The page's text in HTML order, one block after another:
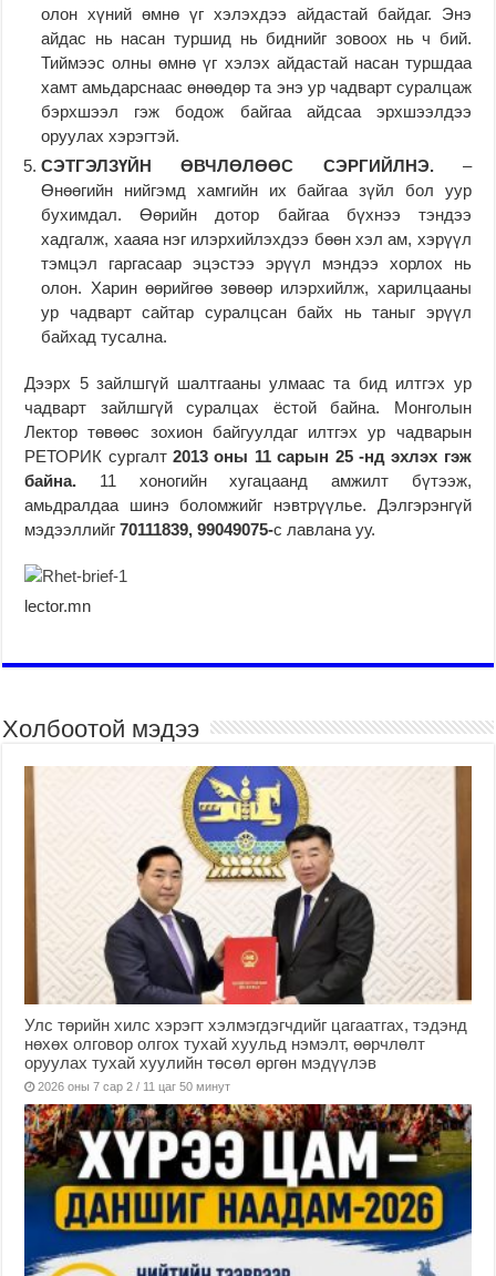
олон хүний өмнө үг хэлэхдээ айдастай байдаг. Энэ
айдас нь насан туршид нь биднийг зовоох нь ч бий.
Тиймээс олны өмнө үг хэлэх айдастай насан туршдаа
хамт амьдарснаас өнөөдөр та энэ ур чадварт суралцаж
бэрхшээл гэж бодож байгаа айдсаа эрхшээлдээ
оруулах хэрэгтэй.
СЭТГЭЛЗҮЙН ӨВЧЛӨЛӨӨС СЭРГИЙЛНЭ.–
Өнөөгийн нийгэмд хамгийн их байгаа зүйл бол уур
бухимдал. Өөрийн дотор байгаа бүхнээ тэндээ
хадгалж, хааяа нэг илэрхийлэхдээ бөөн хэл ам, хэрүүл
тэмцэл гаргасаар эцэстээ эрүүл мэндээ хорлох нь
олон. Харин өөрийгөө зөвөөр илэрхийлж, харилцааны
ур чадварт сайтар суралцсан байх нь таныг эрүүл
байхад тусална.
Дээрх 5 зайлшгүй шалтгааны улмаас та бид илтгэх ур
чадварт зайлшгүй суралцах ёстой байна. Монголын
Лектор төвөөс зохион байгуулдаг илтгэх ур чадварын
РЕТОРИК сургалт2013 оны 11 сарын 25 -нд эхлэх гэж
байна. 11 хоногийн хугацаанд амжилт бүтээж,
амьдралдаа шинэ боломжийг нэвтрүүлье. Дэлгэрэнгүй
мэдээллийг70111839, 99049075-с лавлана уу.
lector.mn
Холбоотой мэдээ
Улс төрийн хилс хэрэгт хэлмэгдэгчдийг цагаатгах, тэдэнд
нөхөх олговор олгох тухай хуульд нэмэлт, өөрчлөлт
оруулах тухай хуулийн төсөл өргөн мэдүүлэв
2026 оны 7 сар 2 / 11 цаг 50 минут